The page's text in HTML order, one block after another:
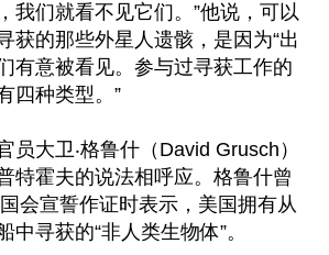
我们就看不见它们。”他说，可以
获的那些外星人遗骸，是因为“出
有意被看见。参与过寻获工作的
四种类型。”
员大卫‧格鲁什（David Grusch）
特霍夫的说法相呼应。格鲁什曾
会宣誓作证时表示，美国拥有从
中寻获的“非人类生物体”。